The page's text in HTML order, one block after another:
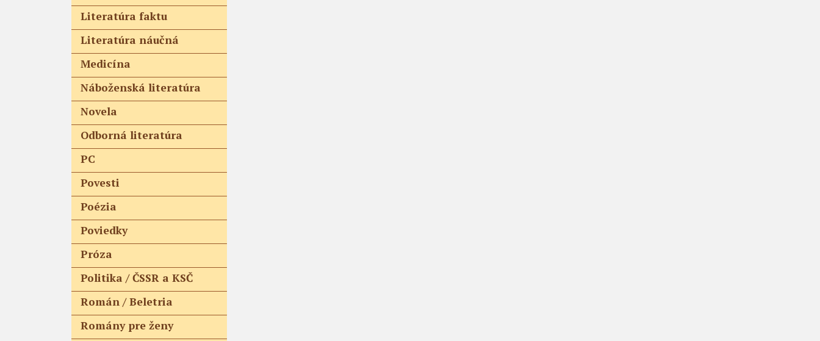
Literatúra faktu
Literatúra náučná
Medicína
Náboženská literatúra
Novela
Odborná literatúra
PC
Povesti
Poézia
Poviedky
Próza
Politika / ČSSR a KSČ
Román / Beletria
Romány pre ženy